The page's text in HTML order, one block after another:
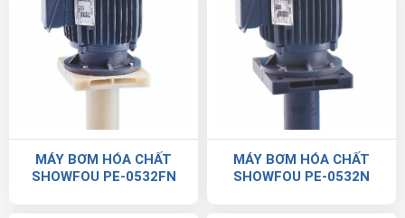
MÁY BƠM HÓA CHẤT
SHOWFOU PE-0532FN
MÁY BƠM HÓA CHẤT
SHOWFOU PE-0532N